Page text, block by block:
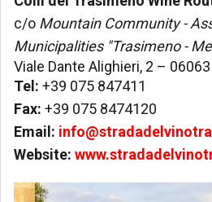
c/o Mountain Community -
Municipalities "Trasimeno -
Viale Dante Alighieri, 2 –
Tel: +39 075 847411
Fax: +39 075 8474120
Email:
Website: